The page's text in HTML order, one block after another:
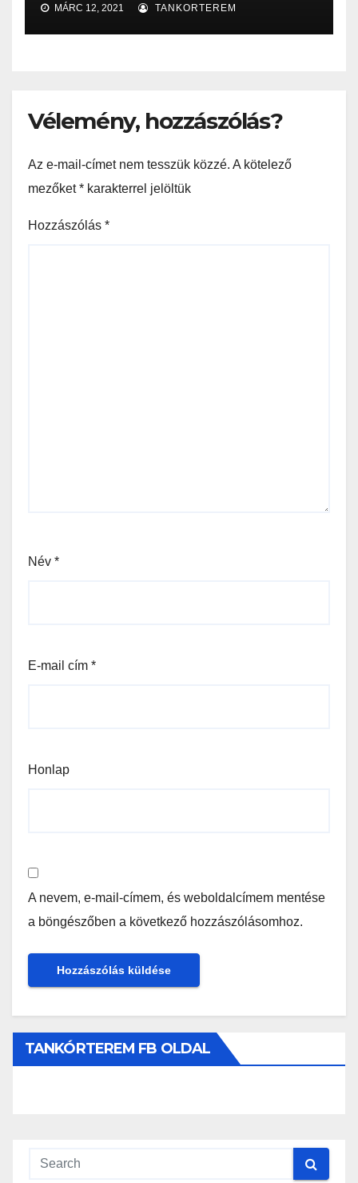
MÁRC 12, 2021 TANKORTEREM
Vélemény, hozzászólás?
Az e-mail-címet nem tesszük közzé. A kötelező
mezőket* karakterrel jelöltük
Hozzászólás *
Név *
E-mail cím *
Honlap
A nevem, e-mail-címem, és weboldalcímem mentése
a böngészőben a következő hozzászólásomhoz.
TANKÓRTEREM FB OLDAL